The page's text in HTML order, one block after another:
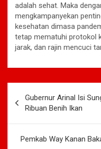
adalah sehat. Maka
mengkampanyekan
kesehatan dimasa
tetap mematuhi protokol
jarak, dan rajin mencuci
pos
Gubernur Arinal Isi
Ribuan Benih Ikan
Pemkab Way Kanan